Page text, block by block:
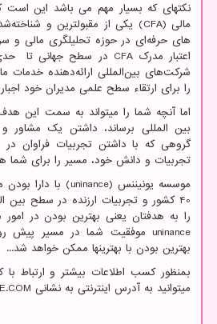
نکته­ای که بسیار مهم می باشد این است
مالی(CFA) یکی از مقبولترین و
های حرفه‌ای در حوزه تحلیل­گری مالی و
اعتبار مدرک CFA در سطح جهانی تا
شرکت‌های بین‌المللی ارائه‌دهنده خدمات
را برای ارتقاء سطح علمی مدیران خود
اما آنچه شما را می­تواند به سمت این
بین المللی برساند، داشتن یک
گروهی که با داشتن تجربیات فراوان در
تجربیات و دانش خود، مسیر را برای شما
موسسه یونیننس (uninance) با دارا
40 کشور و تجربیات ارزنده در سطح بین
را به هدفتان یعنی بهترین بودن در
uninance موفقیت شما در مسیر پیش رو
بهترین بودن با بهترین­ها ممکن خواهد شد...
بمنظور کسب اطلاعات بیشتر و ارتباط با
میتوانید به آدرس اینترنتی به نشانی